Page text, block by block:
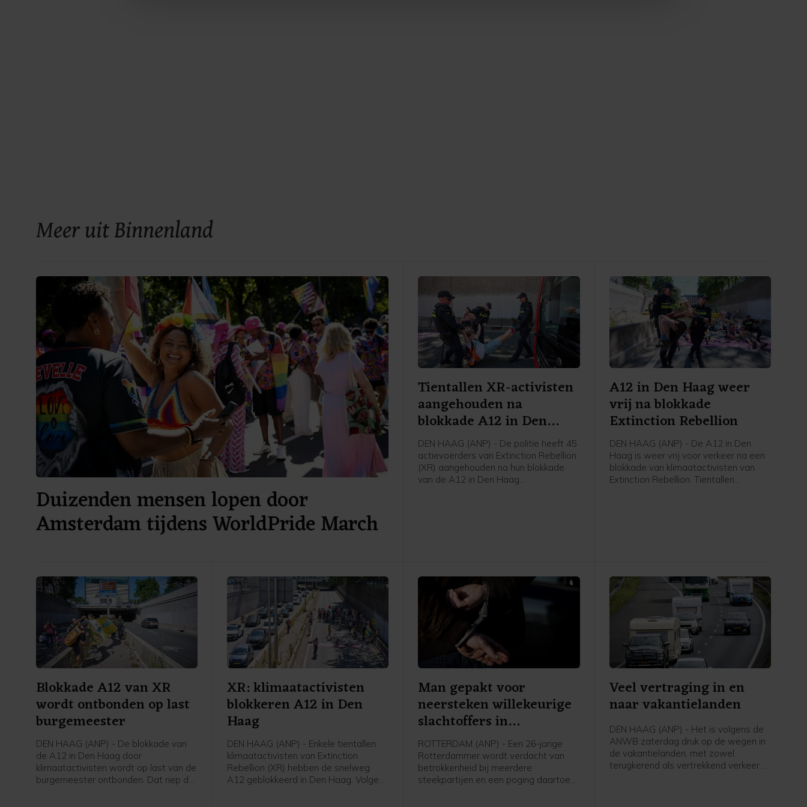
Meer uit Binnenland
Duizenden mensen lopen door
Amsterdam tijdens WorldPride March
Tientallen XR-activisten
aangehouden na
blokkade A12 in Den
Haag
DEN HAAG (ANP) - De politie heeft 45
actievoerders van Extinction Rebellion
(XR) aangehouden na hun blokkade
van de A12 in Den Haag
A12 in Den Haag weer
vrij na blokkade
Extinction Rebellion
DEN HAAG (ANP) - De A12 in Den
Haag is weer vrij voor verkeer na een
blokkade van klimaatactivisten van
Extinction Rebellion. Tientallen
politiewoordvoerder.
Blokkade A12 van XR
wordt ontbonden op last
burgemeester
DEN HAAG (ANP) - De blokkade van
de A12 in Den Haag door
klimaatactivisten wordt op last van de
burgemeester ontbonden. Dat riep de
XR: klimaatactivisten
blokkeren A12 in Den
Haag
DEN HAAG (ANP) - Enkele tientallen
klimaatactivisten van Extinction
Rebellion (XR) hebben de snelweg
A12 geblokkeerd in Den Haag. Volgens
Man gepakt voor
neersteken willekeurige
slachtoffers in
Rotterdam
ROTTERDAM (ANP) - Een 26-jarige
Rotterdammer wordt verdacht van
betrokkenheid bij meerdere
steekpartijen en een poging daartoe
Veel vertraging in en
naar vakantielanden
DEN HAAG (ANP) - Het is volgens de
ANWB zaterdag druk op de wegen in
de vakantielanden, met zowel
terugkerend als vertrekkend verkeer.